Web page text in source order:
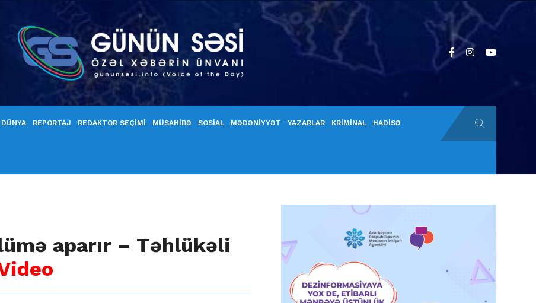
DÜNYA REPORTAJ REDAKTOR SEÇİMİ MÜSAHİBƏ SOSİAL MƏDƏNİYYƏT YAZARLAR KRİMİNAL HADİSƏ
aparır – Təhlükəli